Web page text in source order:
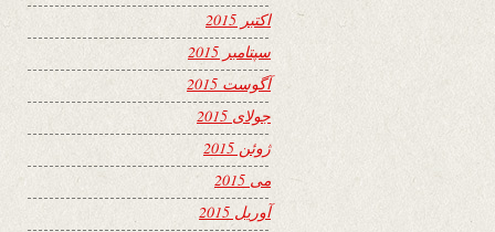
اکتبر 2015
سپتامبر 2015
آگوست 2015
جولای 2015
ژوئن 2015
می 2015
آوریل 2015